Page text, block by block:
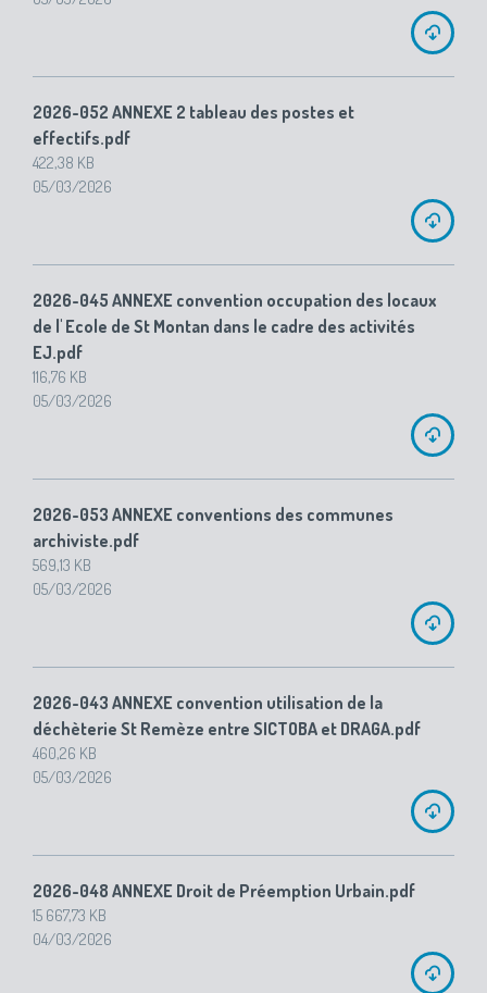
2026-052 ANNEXE 2 tableau des postes et
effectifs.pdf
422,38 KB
05/03/2026
2026-045 ANNEXE convention occupation des locaux
de l' Ecole de St Montan dans le cadre des activités
EJ.pdf
116,76 KB
05/03/2026
2026-053 ANNEXE conventions des communes
archiviste.pdf
569,13 KB
05/03/2026
2026-043 ANNEXE convention utilisation de la
déchèterie St Remèze entre SICTOBA et DRAGA.pdf
460,26 KB
05/03/2026
2026-048 ANNEXE Droit de Préemption Urbain.pdf
15 667,73 KB
04/03/2026